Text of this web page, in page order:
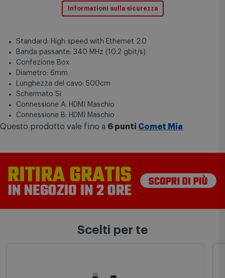
Informazioni sulla sicurezza
Standard: High speed with Ethernet 2.0
Banda passante: 340 MHz (10.2 gbit/s)
Confezione Box
Diametro: 6mm
Lunghezza del cavo: 500cm
Schermato Si
Connessione A: HDMI Maschio
Connessione B: HDMI Maschio
Questo prodotto vale fino a 6 punti Comet Mia
Scelti per te